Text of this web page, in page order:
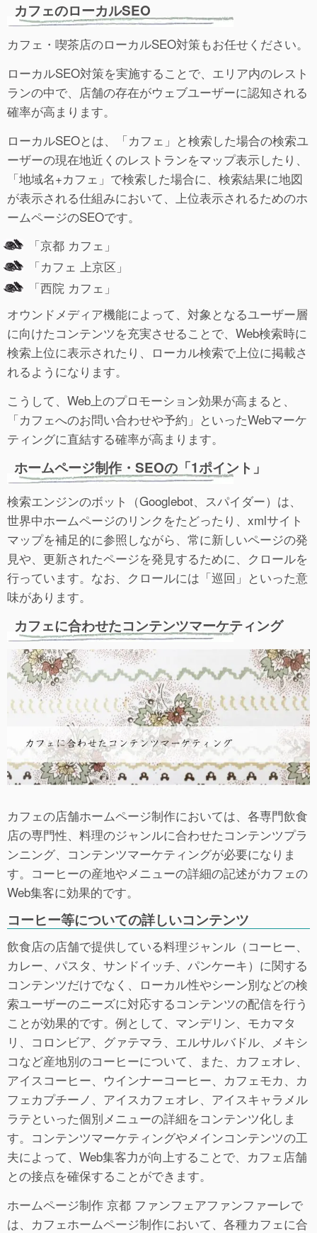
カフェのローカルSEO
カフェ・喫茶店のローカルSEO対策もお任せください。
ローカルSEO対策を実施することで、エリア内のレスト
ランの中で、店舗の存在がウェブユーザーに認知される
確率が高まります。
ローカルSEOとは、「カフェ」と検索した場合の検索ユ
ーザーの現在地近くのレストランをマップ表示したり、
「地域名+カフェ」で検索した場合に、検索結果に地図
が表示される仕組みにおいて、上位表示されるためのホ
ームページのSEOです。
「京都 カフェ」
「カフェ 上京区」
「西院 カフェ」
オウンドメディア機能によって、対象となるユーザー層
に向けたコンテンツを充実させることで、Web検索時に
検索上位に表示されたり、ローカル検索で上位に掲載さ
れるようになります。
こうして、Web上のプロモーション効果が高まると、
「カフェへのお問い合わせや予約」といったWebマーケ
ティングに直結する確率が高まります。
ホームページ制作・SEOの「1ポイント」
検索エンジンのボット（Googlebot、スパイダー）は、
世界中ホームページのリンクをたどったり、xmlサイト
マップを補足的に参照しながら、常に新しいページの発
見や、更新されたページを発見するために、クロールを
行っています。なお、クロールには「巡回」といった意
味があります。
カフェに合わせたコンテンツマーケティング
カフェの店舗ホームページ制作においては、各専門飲食
店の専門性、料理のジャンルに合わせたコンテンツプラ
ンニング、コンテンツマーケティングが必要になりま
す。コーヒーの産地やメニューの詳細の記述がカフェの
Web集客に効果的です。
コーヒー等についての詳しいコンテンツ
飲食店の店舗で提供している料理ジャンル（コーヒー、
カレー、パスタ、サンドイッチ、パンケーキ）に関する
コンテンツだけでなく、ローカル性やシーン別などの検
索ユーザーのニーズに対応するコンテンツの配信を行う
ことが効果的です。例として、マンデリン、モカマタ
リ、コロンビア、グァテマラ、エルサルバドル、メキシ
コなど産地別のコーヒーについて、また、カフェオレ、
アイスコーヒー、ウインナーコーヒー、カフェモカ、カ
フェカプチーノ、アイスカフェオレ、アイスキャラメル
ラテといった個別メニューの詳細をコンテンツ化しま
す。コンテンツマーケティングやメインコンテンツの工
夫によって、Web集客力が向上することで、カフェ店舗
との接点を確保することができます。
ホームページ制作 京都 ファンフェアファンファーレで
は、カフェホームページ制作において、各種カフェに合